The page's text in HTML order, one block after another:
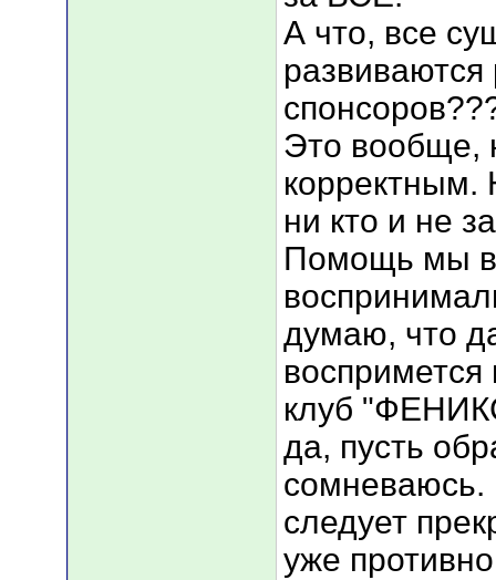
А что, все
Это вообще,
корректным.
ни кто и не
Помощь мы
думаю, что
клуб
да, пусть
следует
уже